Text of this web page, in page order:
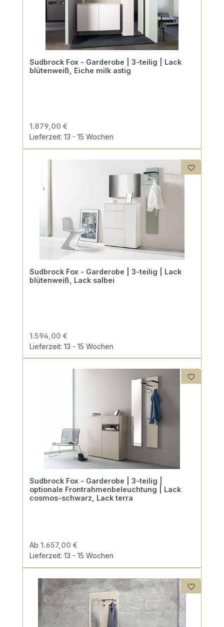
Sudbrock Fox - Garderobe | 3-teilig | Lack
blütenweiß, Eiche milk astig
1.879,00 €
Lieferzeit: 13 - 15 Wochen
Sudbrock Fox - Garderobe | 3-teilig | Lack
blütenweiß, Lack salbei
1.594,00 €
Lieferzeit: 13 - 15 Wochen
Sudbrock Fox - Garderobe | 3-teilig |
optionale Frontrahmenbeleuchtung | Lack
cosmos-schwarz, Lack terra
Ab 1.657,00 €
Lieferzeit: 13 - 15 Wochen